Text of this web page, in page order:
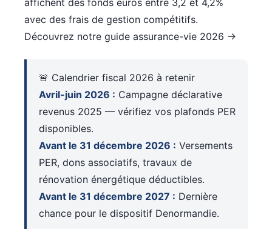
affichent des fonds euros entre 3,2 et 4,2%
avec des frais de gestion compétitifs.
Découvrez notre guide assurance-vie 2026 →
🚨 Calendrier fiscal 2026 à retenir
Avril-juin 2026 : Campagne déclarative
revenus 2025 — vérifiez vos plafonds PER
disponibles.
Avant le 31 décembre 2026 : Versements
PER, dons associatifs, travaux de
rénovation énergétique déductibles.
Avant le 31 décembre 2027 : Dernière
chance pour le dispositif Denormandie.